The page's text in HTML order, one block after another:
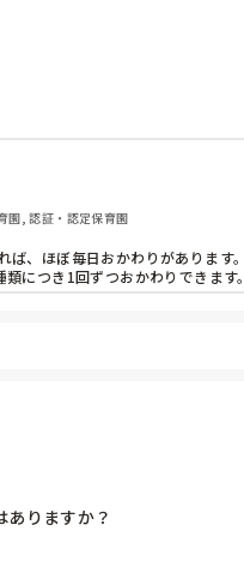
ものは申告して減らす．
？
園, 認証・認定保育園
、ほぼ毎日おかわりがあります。
につき1回ずつおかわりできます。
りますか？